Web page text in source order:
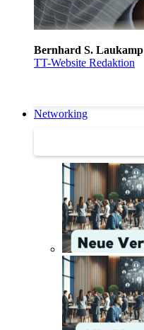
Bernhard S. Laukamp
TT-Website Redaktion
Networking